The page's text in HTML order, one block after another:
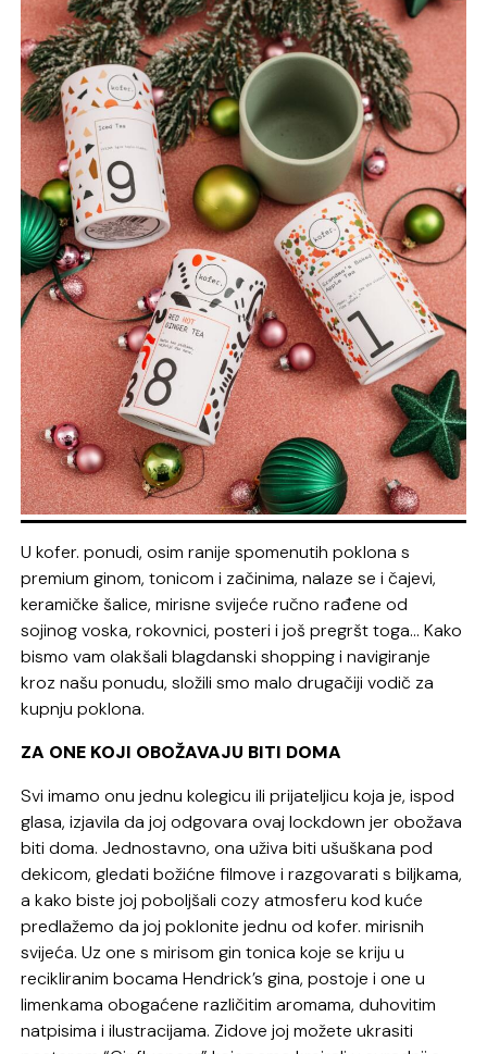
U kofer. ponudi, osim ranije spomenutih poklona s
premium ginom, tonicom i začinima, nalaze se i čajevi,
keramičke šalice, mirisne svijeće ručno rađene od
sojinog voska, rokovnici, posteri i još pregršt toga… Kako
bismo vam olakšali blagdanski shopping i navigiranje
kroz našu ponudu, složili smo malo drugačiji vodič za
kupnju poklona.
ZA ONE KOJI OBOŽAVAJU BITI DOMA
Svi imamo onu jednu kolegicu ili prijateljicu koja je, ispod
glasa, izjavila da joj odgovara ovaj lockdown jer obožava
biti doma. Jednostavno, ona uživa biti ušuškana pod
dekicom, gledati božićne filmove i razgovarati s biljkama,
a kako biste joj poboljšali cozy atmosferu kod kuće
predlažemo da joj poklonite jednu od kofer. mirisnih
svijeća. Uz one s mirisom gin tonica koje se kriju u
recikliranim bocama Hendrick’s gina, postoje i one u
limenkama obogaćene različitim aromama, duhovitim
natpisima i ilustracijama. Zidove joj možete ukrasiti